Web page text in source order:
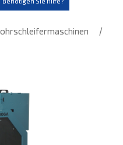
/